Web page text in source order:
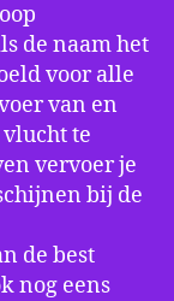
de naam het
voor alle
van en
te
vervoer je
bij de
de best
nog eens